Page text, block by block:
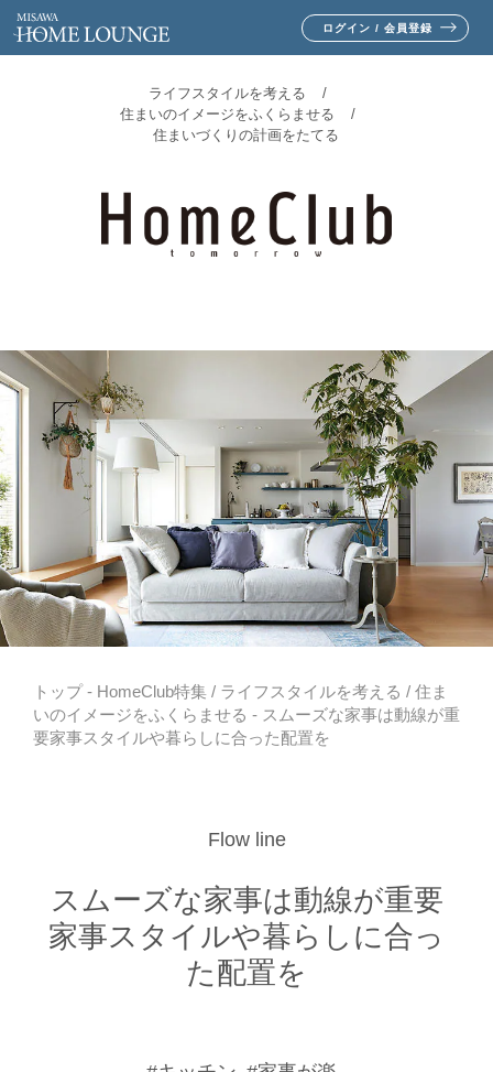
ログイン / 会員登録
ライフスタイルを考える
住まいのイメージをふくらませる
住まいづくりの計画をたてる
トップ- HomeClub特集/ ライフスタイルを考える / 住ま
いのイメージをふくらませる - スムーズな家事は動線が重
要家事スタイルや暮らしに合った配置を
Flow line
スムーズな家事は動線が重要
家事スタイルや暮らしに合っ
た配置を